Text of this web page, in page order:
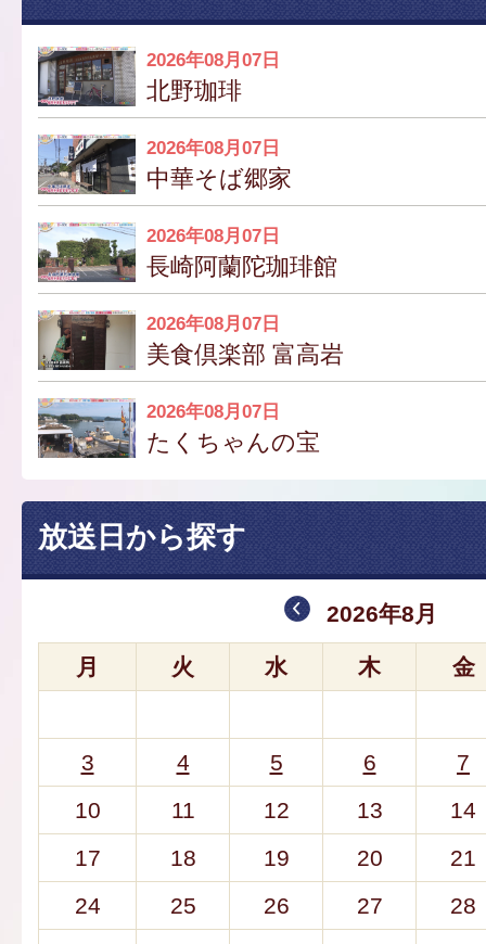
2026年08月07日
北野珈琲
2026年08月07日
中華そば郷家
2026年08月07日
長崎阿蘭陀珈琲館
2026年08月07日
美食倶楽部 富高岩
2026年08月07日
たくちゃんの宝
放送日から探す
2026年8月
月 火 水 木 金
3 4 5 6
7
10
11 12 13
14
17
18 19 20
21
24
25 26 27
28